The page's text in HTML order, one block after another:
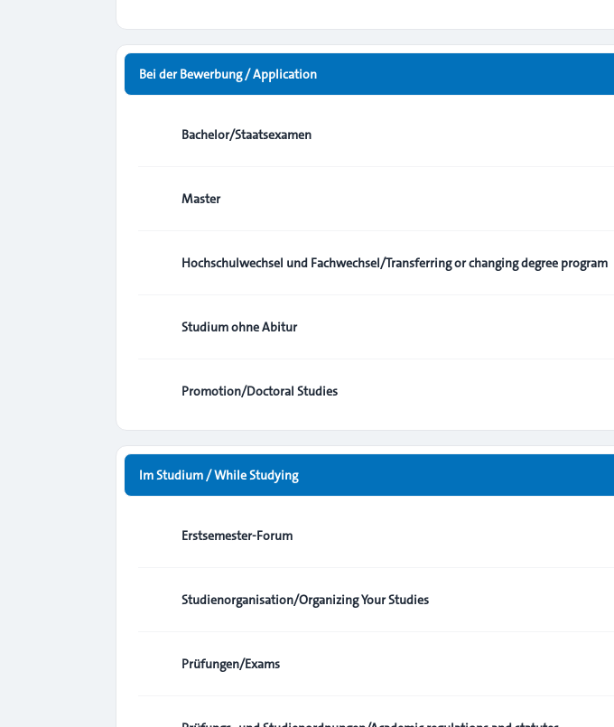
Bei der Bewerbung / Application
Bachelor/Staatsexamen
Master
Hochschulwechsel und Fachwechsel/Transferring or changing degree program
Studium ohne Abitur
Promotion/Doctoral Studies
Im Studium / While Studying
Erstsemester-Forum
Studienorganisation/Organizing Your Studies
Prüfungen/Exams